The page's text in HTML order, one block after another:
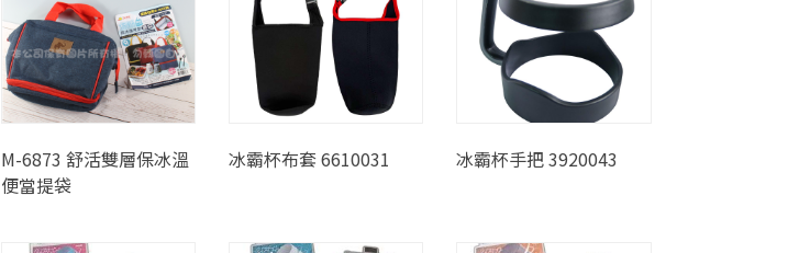
M-6873 舒活雙層保冰溫
便當提袋
冰霸杯布套 6610031 冰霸杯手把 3920043